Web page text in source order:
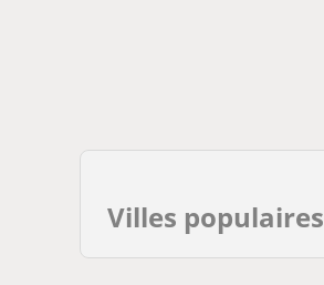
Villes populaires